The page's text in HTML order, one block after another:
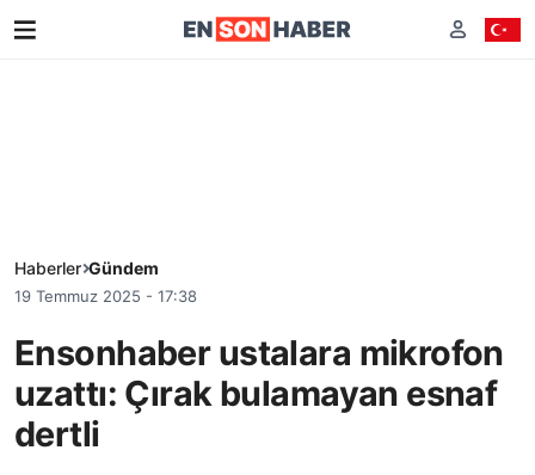
Haberler Gündem
19 Temmuz 2025 - 17:38
Ensonhaber ustalara mikrofon
uzattı: Çırak bulamayan esnaf
dertli